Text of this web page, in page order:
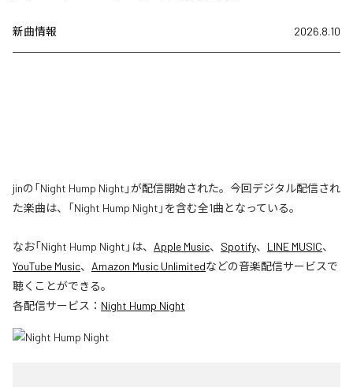
新曲情報 2026.8.10
jinの「Night Hump Night」が配信開始された。今回デジタル配信され
た楽曲は、「Night Hump Night」を含む全1曲となっている。
なお「Night Hump Night 」は、 Apple Music、 Spotify、 LINE MUSIC、
YouTube Music、 Amazon Music Unlimitedなどの音楽配信サービスで
聴くことができる。
各配信サービス： Night Hump Night